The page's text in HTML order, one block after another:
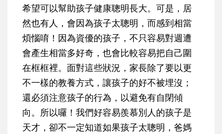
希望可以幫助孩子健康聰明長大。可是，居
然也有人，會因為孩子太聰明，而感到相當
煩惱唷！因為資優的孩子，不只容易對週遭
會產生相當多好奇，也會比較容易把自己圍
在框框裡。面對這些狀況，家長除了要以更
不一樣的教養方式，讓孩子的好不被埋沒；
還必須注意孩子的行為，以避免有自閉傾
向。所以囉！我們好容易羨慕別人的孩子是
天才，卻不一定知道如果孩子太聰明，爸媽